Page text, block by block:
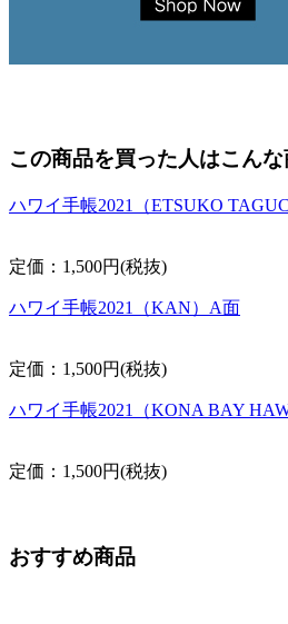
この商品を買った人はこん
ハワイ手帳2021（ETSUKO
定価：1,500円(税抜)
ハワイ手帳2021（KAN）A面
定価：1,500円(税抜)
ハワイ手帳2021（KONA BAY
定価：1,500円(税抜)
おすすめ商品